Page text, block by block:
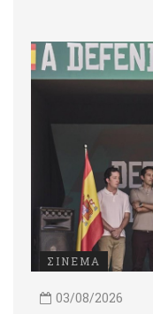
ΣΙΝΕΜΑ
03/08/2026